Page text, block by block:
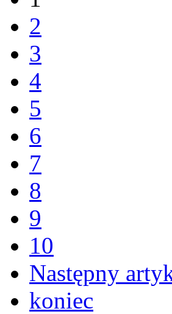
2
3
4
5
6
7
8
9
10
Następny
koniec